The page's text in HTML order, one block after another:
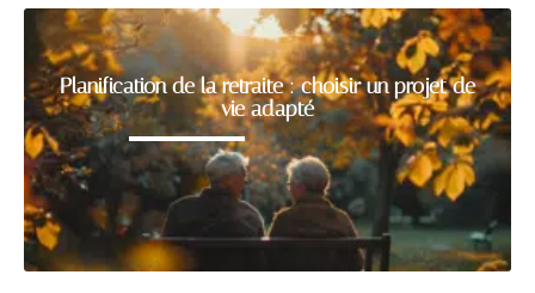
Planification de la retraite : choisir un projet de
vie adapté